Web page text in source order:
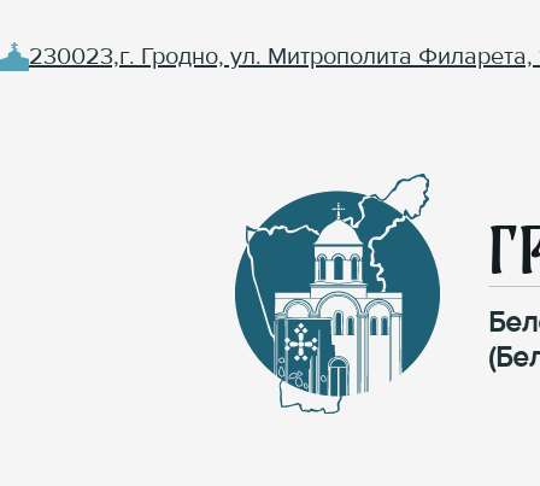
230023,г. Гродно, ул. Митрополита Филарета,